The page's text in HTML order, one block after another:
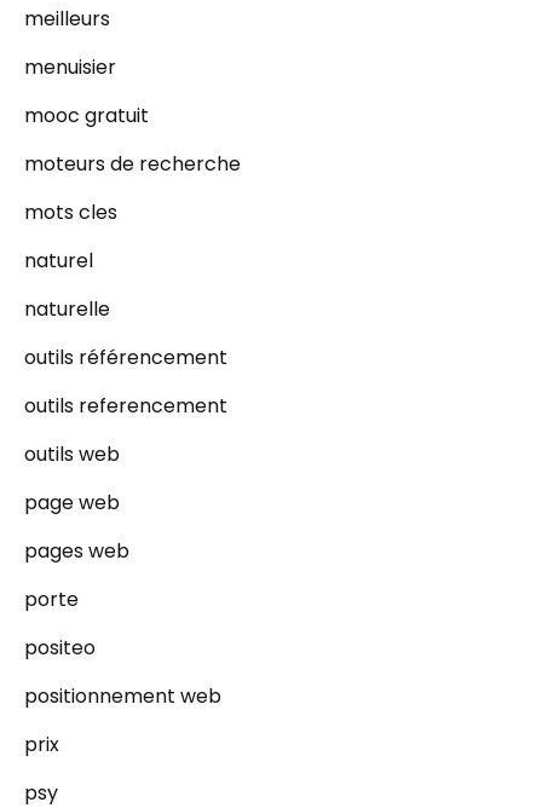
meilleurs
menuisier
mooc gratuit
moteurs de recherche
mots cles
naturel
naturelle
outils référencement
outils referencement
outils web
page web
pages web
porte
positeo
positionnement web
prix
psy